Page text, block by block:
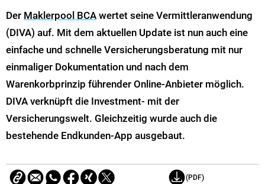
Der Maklerpool BCA wertet seine Vermittleranwendung
(DIVA) auf. Mit dem aktuellen Update ist nun auch eine
einfache und schnelle Versicherungsberatung mit nur
einmaliger Dokumentation und nach dem
Warenkorbprinzip führender Online-Anbieter möglich.
DIVA verknüpft die Investment- mit der
Versicherungswelt. Gleichzeitig wurde auch die
bestehende Endkunden-App ausgebaut.
(PDF)